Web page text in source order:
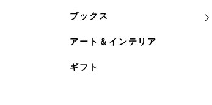
ブックス
アート＆インテリア
ギフト